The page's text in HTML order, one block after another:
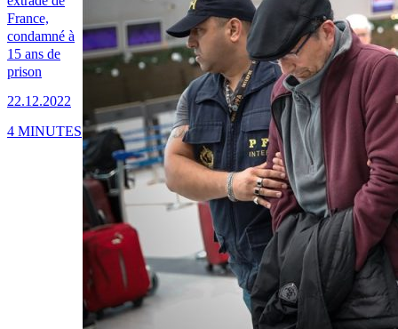
France,
condamné à
15 ans de
prison
22.12.2022
4 MINUTES